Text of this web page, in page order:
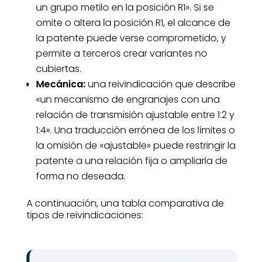
un grupo metilo en la posición R1». Si se
omite o altera la posición R1, el alcance de
la patente puede verse comprometido, y
permite a terceros crear variantes no
cubiertas.
Mecánica:una reivindicación que describe
«un mecanismo de engranajes con una
relación de transmisión ajustable entre 1:2 y
1:4». Una traducción errónea de los límites o
la omisión de «ajustable» puede restringir la
patente a una relación fija o ampliarla de
forma no deseada.
A continuación, una tabla comparativa de
tipos de reivindicaciones: